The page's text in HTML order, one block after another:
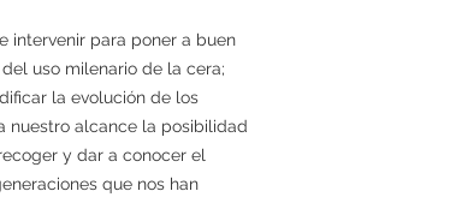
intervenir para poner a buen
uso milenario de la cera;
la evolución de los
nuestro alcance la posibilidad
y dar a conocer el
que nos han